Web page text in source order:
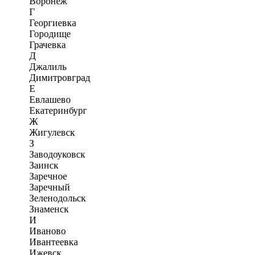
Г
Георгиевка
Городище
Грачевка
Д
Джалиль
Димитровград
Е
Евлашево
Екатеринбург
Ж
Жигулевск
З
Заводоуковск
Заинск
Заречное
Заречный
Зеленодольск
Знаменск
И
Иваново
Ивантеевка
Ижевск